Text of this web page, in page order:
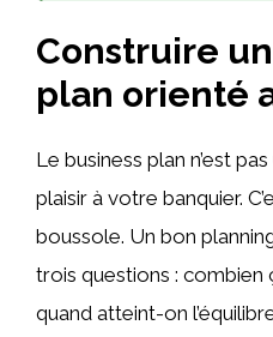
Construire
plan orienté
Le business plan n’est
plaisir à votre banquier.
boussole. Un bon
trois questions : combien
quand atteint-on